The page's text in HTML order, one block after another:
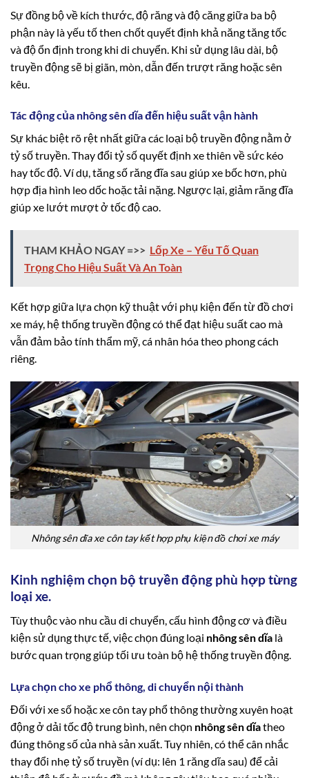
Sự đồng bộ về kích thước, độ răng và độ căng giữa ba bộ
phận này là yếu tố then chốt quyết định khả năng tăng tốc
và độ ổn định trong khi di chuyển. Khi sử dụng lâu dài, bộ
truyền động sẽ bị giãn, mòn, dẫn đến trượt răng hoặc sên
kêu.
Tác động của nhông sên dĩa đến hiệu suất vận hành
Sự khác biệt rõ rệt nhất giữa các loại bộ truyền động nằm ở
tỷ số truyền. Thay đổi tỷ số quyết định xe thiên về sức kéo
hay tốc độ. Ví dụ, tăng số răng đĩa sau giúp xe bốc hơn, phù
hợp địa hình leo dốc hoặc tải nặng. Ngược lại, giảm răng đĩa
giúp xe lướt mượt ở tốc độ cao.
THAM KHẢO NGAY =>> Lốp Xe – Yếu Tố Quan
Trọng Cho Hiệu Suất Và An Toàn
Kết hợp giữa lựa chọn kỹ thuật với phụ kiện đến từ đồ chơi
xe máy, hệ thống truyền động có thể đạt hiệu suất cao mà
vẫn đảm bảo tính thẩm mỹ, cá nhân hóa theo phong cách
riêng.
Nhông sên dĩa xe côn tay kết hợp phụ kiện đồ chơi xe máy
Kinh nghiệm chọn bộ truyền động phù hợp từng
loại xe.
Tùy thuộc vào nhu cầu di chuyển, cấu hình động cơ và điều
kiện sử dụng thực tế, việc chọn đúng loại nhông sên dĩa là
bước quan trọng giúp tối ưu toàn bộ hệ thống truyền động.
Lựa chọn cho xe phổ thông, di chuyển nội thành
Đối với xe số hoặc xe côn tay phổ thông thường xuyên hoạt
động ở dải tốc độ trung bình, nên chọn nhông sên dĩatheo
đúng thông số của nhà sản xuất. Tuy nhiên, có thể cân nhắc
thay đổi nhẹ tỷ số truyền (ví dụ: lên 1 răng dĩa sau) để cải